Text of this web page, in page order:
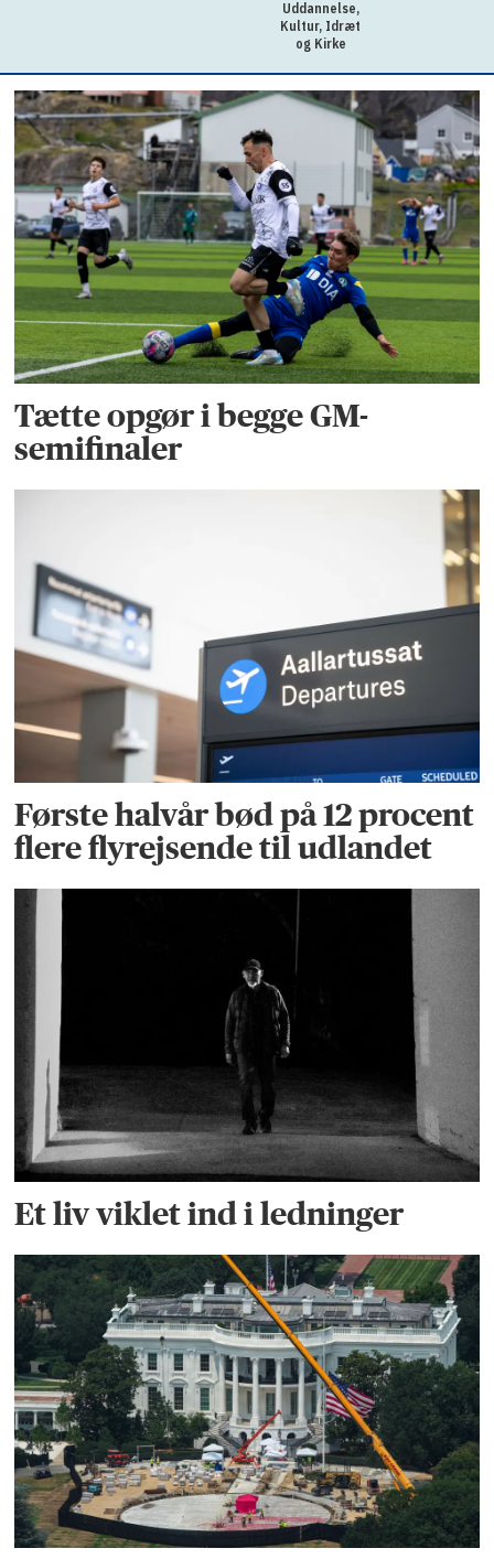
Uddannelse,
Kultur, Idræt
og Kirke
Tætte opgør i begge GM-
semifinaler
Første halvår bød på 12 procent
flere flyrejsende til udlandet
Et liv viklet ind i ledninger